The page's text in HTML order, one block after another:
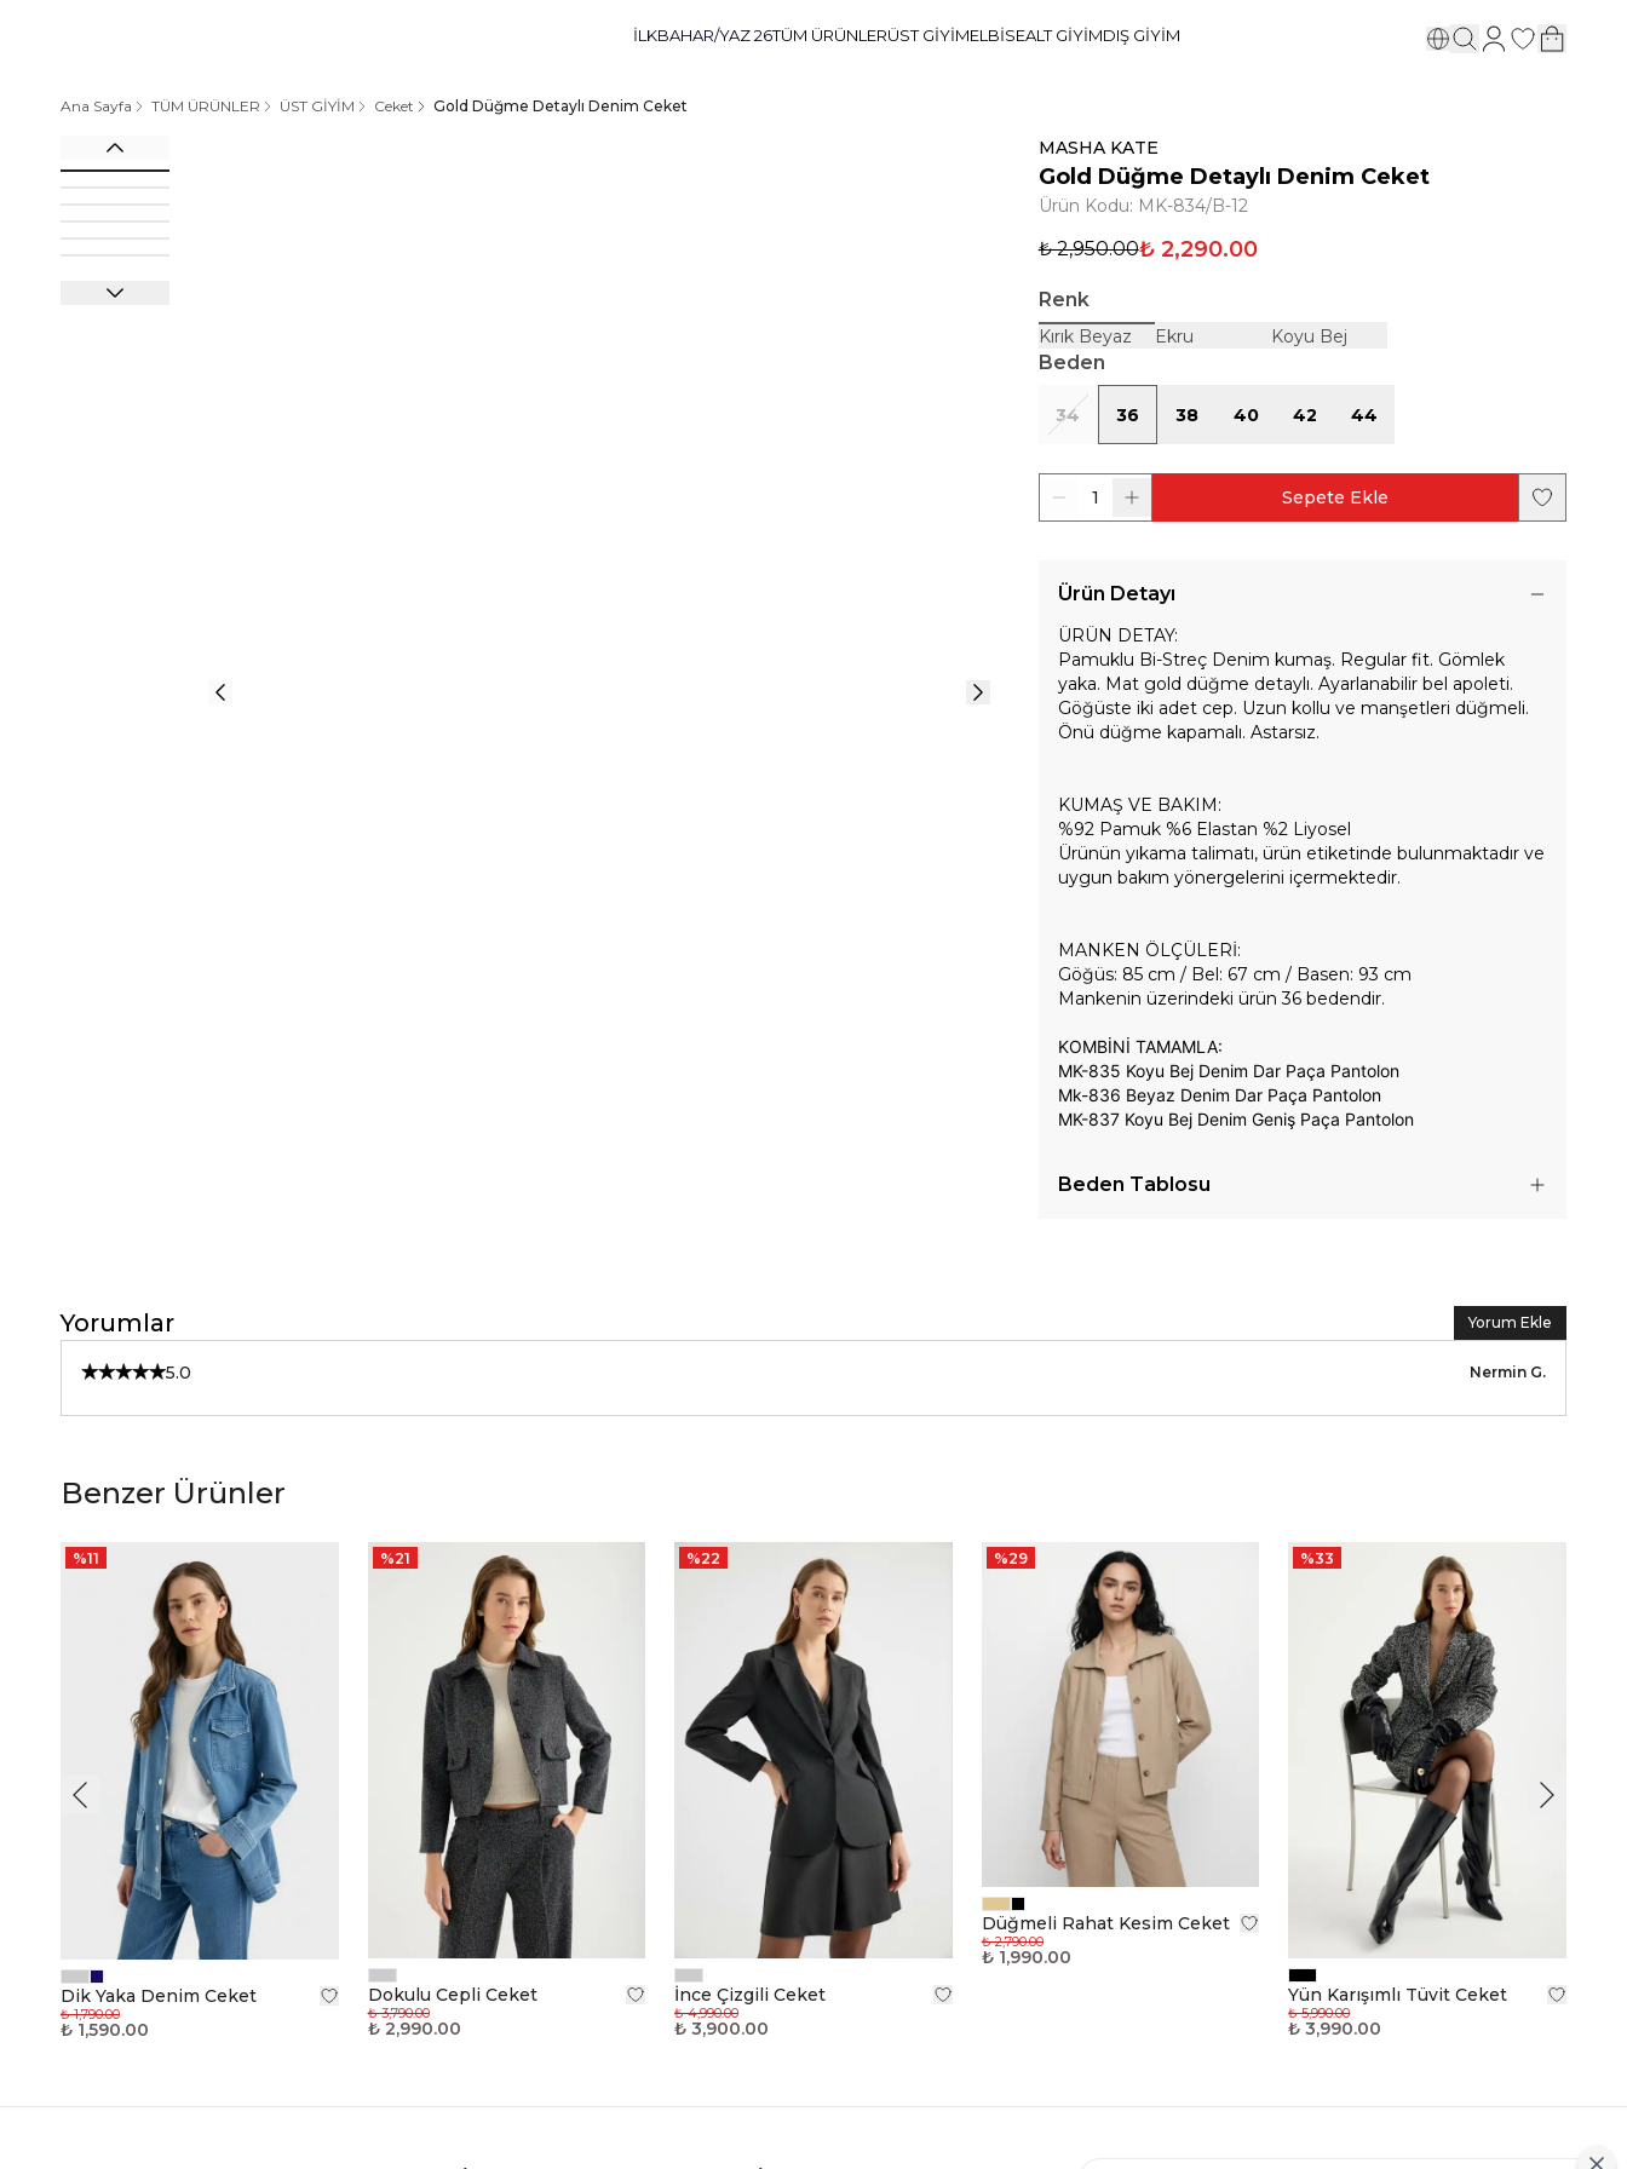
İLKBAHAR/YAZ 26TÜM ÜRÜNLERÜST GİYİMELBİSEALT GİYİMDIŞ GİYİM
Ana Sayfa TÜM ÜRÜNLER ÜST GİYİM Ceket Gold Düğme Detaylı Denim Ceket
MASHA KATE
Gold Düğme Detaylı Denim Ceket
Ürün Kodu: MK-834/B-12
₺ 2,950.00₺ 2,290.00
Renk
Kırık Beyaz Ekru Koyu Bej
Beden
34 36 38 40 42 44
1 Sepete Ekle
Ürün Detayı
ÜRÜN DETAY:
Pamuklu Bi-Streç Denim kumaş. Regular fit. Gömlek
yaka. Mat gold düğme detaylı. Ayarlanabilir bel apoleti.
Göğüste iki adet cep. Uzun kollu ve manşetleri düğmeli.
Önü düğme kapamalı. Astarsız.
KUMAŞ VE BAKIM:
%92 Pamuk %6 Elastan %2 Liyosel
Ürünün yıkama talimatı, ürün etiketinde bulunmaktadır ve
uygun bakım yönergelerini içermektedir.
MANKEN ÖLÇÜLERİ:
Göğüs: 85 cm / Bel: 67 cm / Basen: 93 cm
Mankenin üzerindeki ürün 36 bedendir.
KOMBİNİ TAMAMLA:
MK-835 Koyu Bej Denim Dar Paça Pantolon
Mk-836 Beyaz Denim Dar Paça Pantolon
MK-837 Koyu Bej Denim Geniş Paça Pantolon
Beden Tablosu
Yorumlar Yorum Ekle
5.0 Nermin G.
Benzer Ürünler
%11
Dik Yaka Denim Ceket
₺ 1,790.00
₺ 1,590.00
%21
Dokulu Cepli Ceket
₺ 3,790.00
₺ 2,990.00
%22
İnce Çizgili Ceket
₺ 4,990.00
₺ 3,900.00
%29
Düğmeli Rahat Kesim Ceket
₺ 2,790.00
₺ 1,990.00
%33
Yün Karışımlı Tüvit Ceket
₺ 5,990.00
₺ 3,990.00